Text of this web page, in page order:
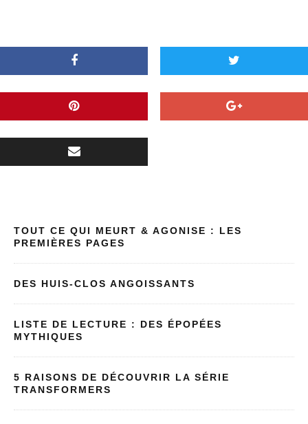
TOUT CE QUI MEURT & AGONISE : LES
PREMIÈRES PAGES
DES HUIS-CLOS ANGOISSANTS
LISTE DE LECTURE : DES ÉPOPÉES
MYTHIQUES
5 RAISONS DE DÉCOUVRIR LA SÉRIE
TRANSFORMERS